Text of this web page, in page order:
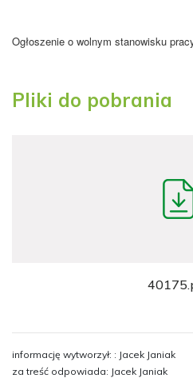
Ogłoszenie o wolnym stanowisku
Pliki do pobrania
informację wytworzył: : Jacek Janiak
za treść odpowiada: Jacek Janiak